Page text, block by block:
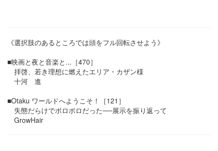
《選択肢のあるところでは頭をフル回転させよう》
■映画と夜と音楽と...［470］
拝啓、若き理想に燃えたエリア・カザン様
十河 進
■Otaku ワールドへようこそ！［121］
失態だらけでボロボロだった──展示を振り返って
GrowHair